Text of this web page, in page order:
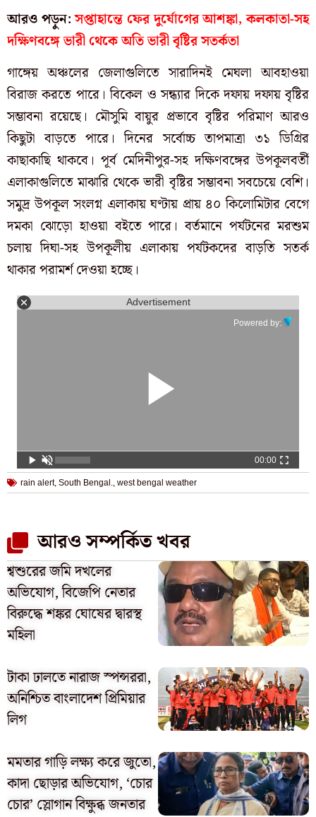
আরও পড়ুন:সপ্তাহান্তে ফের দুর্যোগের আশঙ্কা, কলকাতা-সহ
দক্ষিণবঙ্গে ভারী থেকে অতি ভারী বৃষ্টির সতর্কতা
গাঙ্গেয় অঞ্চলের জেলাগুলিতে সারাদিনই মেঘলা আবহাওয়া
বিরাজ করতে পারে। বিকেল ও সন্ধ্যার দিকে দফায় দফায় বৃষ্টির
সম্ভাবনা রয়েছে। মৌসুমি বায়ুর প্রভাবে বৃষ্টির পরিমাণ আরও
কিছুটা বাড়তে পারে। দিনের সর্বোচ্চ তাপমাত্রা ৩১ ডিগ্রির
কাছাকাছি থাকবে। পূর্ব মেদিনীপুর-সহ দক্ষিণবঙ্গের উপকূলবর্তী
এলাকাগুলিতে মাঝারি থেকে ভারী বৃষ্টির সম্ভাবনা সবচেয়ে বেশি।
সমুদ্র উপকূল সংলগ্ন এলাকায় ঘণ্টায় প্রায় ৪০ কিলোমিটার বেগে
দমকা ঝোড়ো হাওয়া বইতে পারে। বর্তমানে পর্যটনের মরশুম
চলায় দিঘা-সহ উপকূলীয় এলাকায় পর্যটকদের বাড়তি সতর্ক
থাকার পরামর্শ দেওয়া হচ্ছে।
Advertisement
Powered by:
00:00
rain alert, South Bengal., west bengal weather
আরও সম্পর্কিত খবর
শ্বশুরের জমি দখলের
অভিযোগ, বিজেপি নেতার
বিরুদ্ধে শঙ্কর ঘোষের দ্বারস্থ
মহিলা
টাকা ঢালতে নারাজ স্পন্সররা,
অনিশ্চিত বাংলাদেশ প্রিমিয়ার
লিগ
মমতার গাড়ি লক্ষ্য করে জুতো,
কাদা ছোড়ার অভিযোগ, ‘চোর
চোর’ স্লোগান বিক্ষুব্ধ জনতার